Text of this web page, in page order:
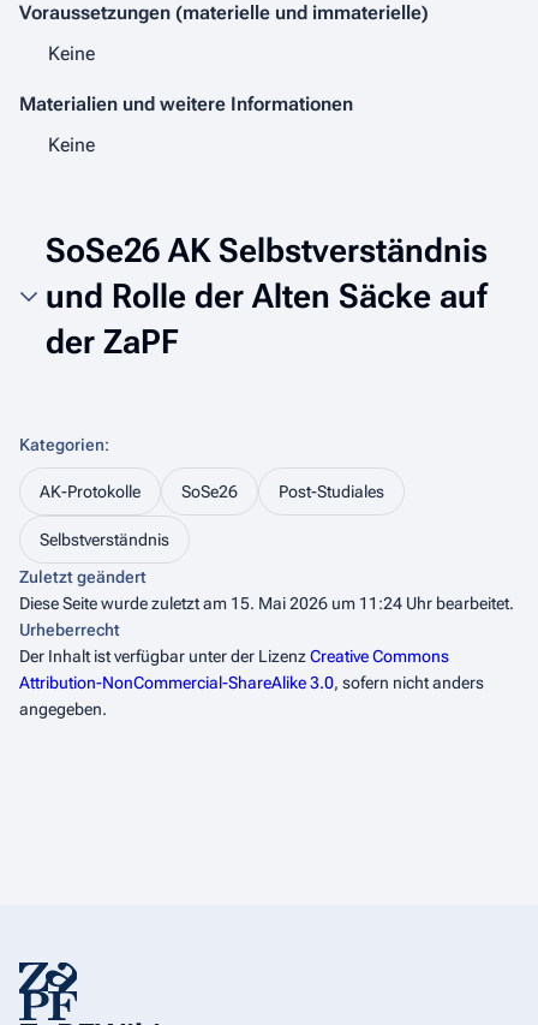
Voraussetzungen (materielle und immaterielle)
Keine
Materialien und weitere Informationen
Keine
SoSe26 AK Selbstverständnis
und Rolle der Alten Säcke auf
der ZaPF
Kategorien:
AK-Protokolle SoSe26 Post-Studiales
Selbstverständnis
Zuletzt geändert
Diese Seite wurde zuletzt am 15. Mai 2026 um 11:24 Uhr bearbeitet.
Urheberrecht
Der Inhalt ist verfügbar unter der LizenzCreative Commons
Attribution-NonCommercial-ShareAlike 3.0, sofern nicht anders
angegeben.